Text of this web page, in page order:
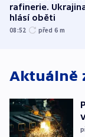
rafinerie.
hlásí oběti
08:52 před 6 m
Aktuálně